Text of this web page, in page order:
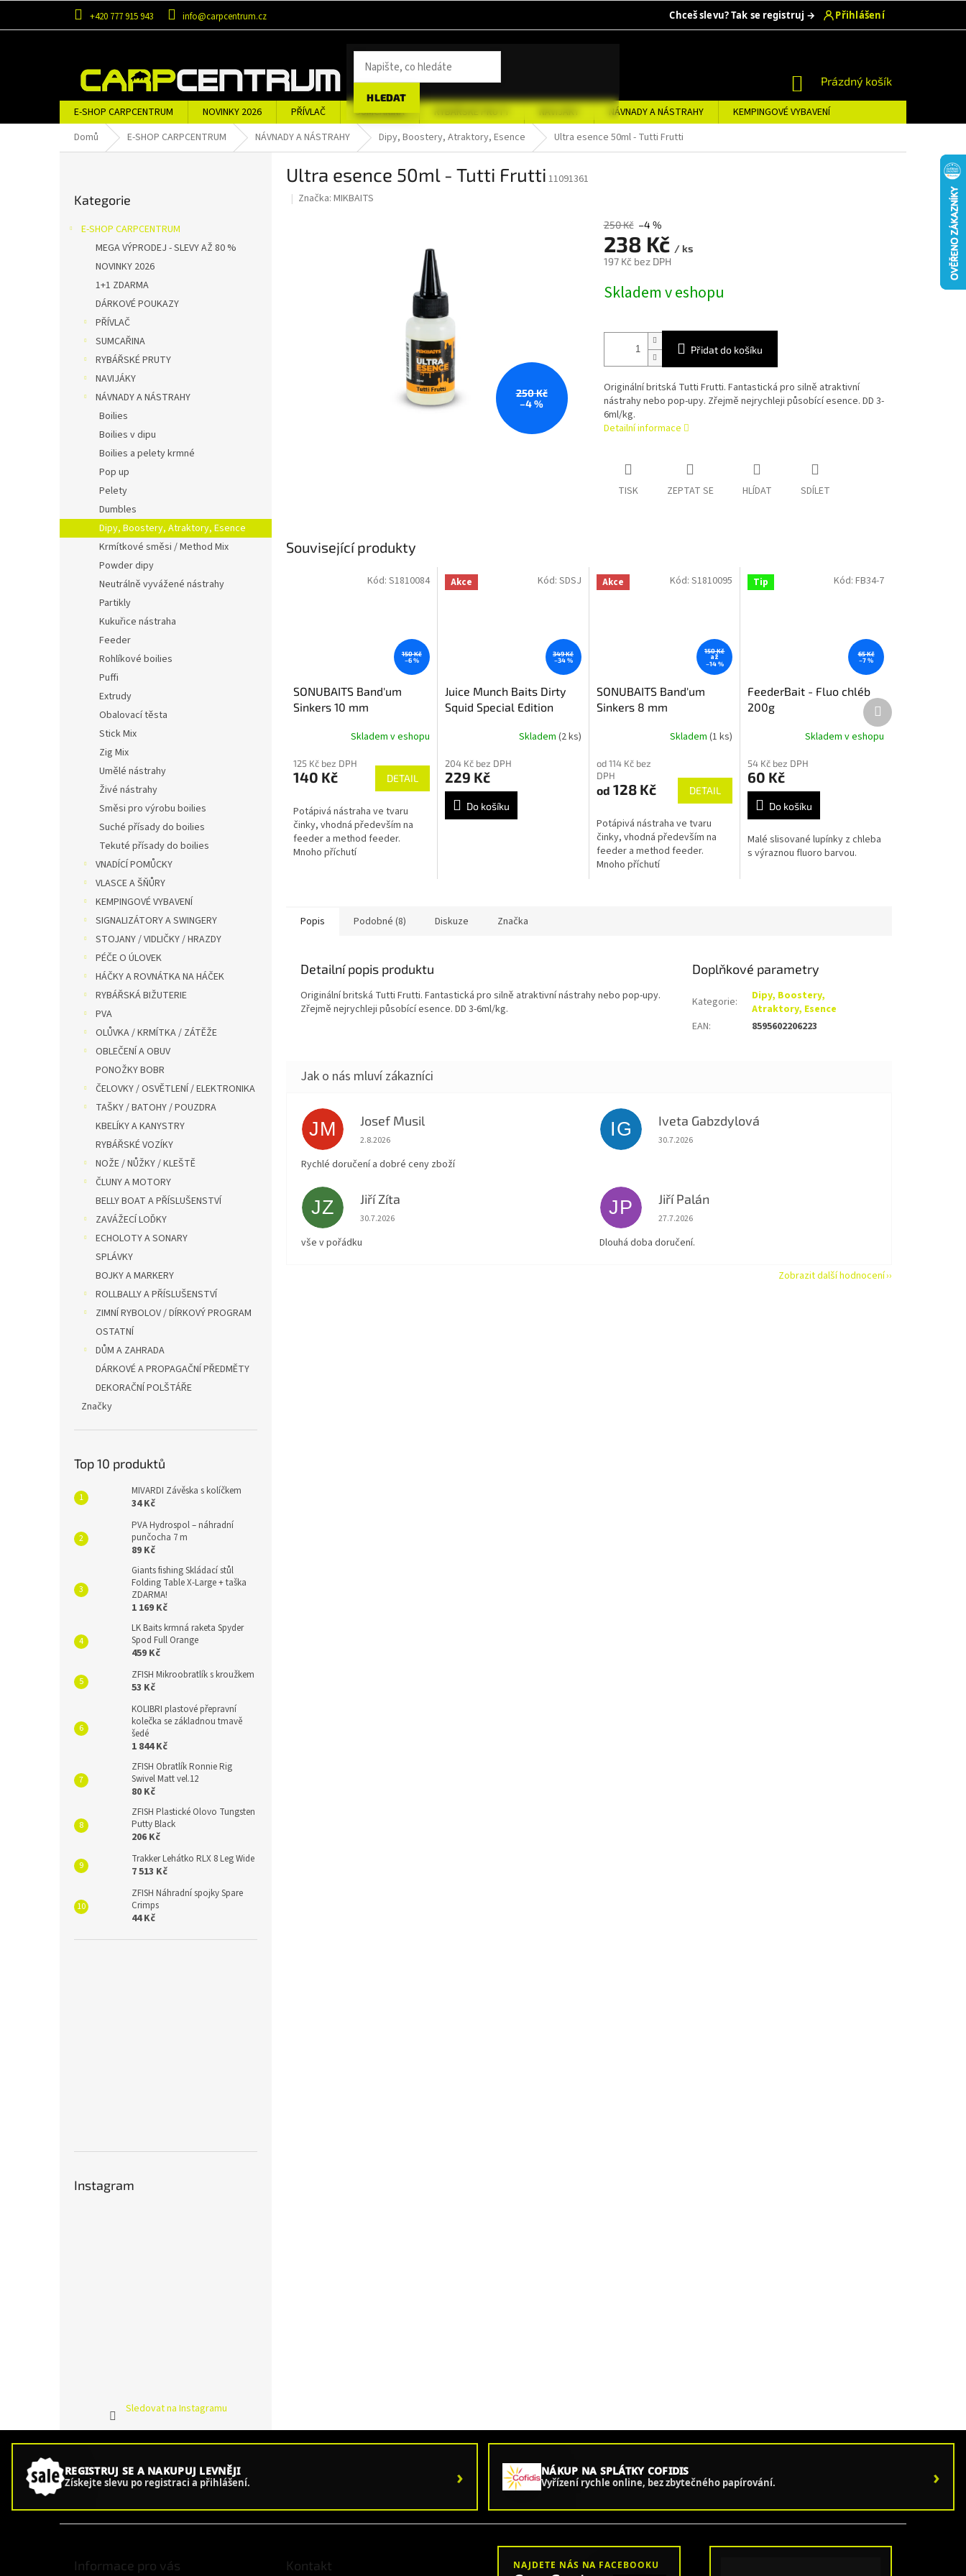
obsah
+420 777 915 943 info@carpcentrum.cz
HLEDAT
NÁKUPNÍ
KOŠÍK
Prázdný košík
E-SHOP CARPCENTRUM NOVINKY 2026 PŘÍVLAČ SUMCAŘINA RYBÁŘSKÉ PRUTY NAVIJÁKY NÁVNADY A NÁSTRAHY
KEMPINGOVÉ VYBAVENÍ
OBLEČENÍ A OBUV
ZNAČKY
Domů E-SHOP CARPCENTRUM NÁVNADY A NÁSTRAHY Dipy, Boostery, Atraktory, Esence Ultra esence 50ml - Tutti Frutti
kategorie
Kategorie
E-SHOP CARPCENTRUM
MEGA VÝPRODEJ - SLEVY AŽ 80 %
NOVINKY 2026
1+1 ZDARMA
DÁRKOVÉ POUKAZY
PŘÍVLAČ
SUMCAŘINA
RYBÁŘSKÉ PRUTY
NAVIJÁKY
NÁVNADY A NÁSTRAHY
Boilies
Boilies v dipu
Boilies a pelety krmné
Pop up
Pelety
Dumbles
Dipy, Boostery, Atraktory, Esence
Krmítkové směsi / Method Mix
Powder dipy
Neutrálně vyvážené nástrahy
Partikly
Kukuřice nástraha
Feeder
Rohlíkové boilies
Puffi
Extrudy
Obalovací těsta
Stick Mix
Zig Mix
Umělé nástrahy
Živé nástrahy
Směsi pro výrobu boilies
Suché přísady do boilies
Tekuté přísady do boilies
VNADÍCÍ POMŮCKY
VLASCE A ŠŇŮRY
KEMPINGOVÉ VYBAVENÍ
SIGNALIZÁTORY A SWINGERY
STOJANY / VIDLIČKY / HRAZDY
PÉČE O ÚLOVEK
HÁČKY A ROVNÁTKA NA HÁČEK
RYBÁŘSKÁ BIŽUTERIE
PVA
OLŮVKA / KRMÍTKA / ZÁTĚŽE
OBLEČENÍ A OBUV
PONOŽKY BOBR
ČELOVKY / OSVĚTLENÍ / ELEKTRONIKA
TAŠKY / BATOHY / POUZDRA
KBELÍKY A KANYSTRY
RYBÁŘSKÉ VOZÍKY
NOŽE / NŮŽKY / KLEŠTĚ
ČLUNY A MOTORY
BELLY BOAT A PŘÍSLUŠENSTVÍ
ZAVÁŽECÍ LOĎKY
ECHOLOTY A SONARY
SPLÁVKY
BOJKY A MARKERY
ROLLBALLY A PŘÍSLUŠENSTVÍ
ZIMNÍ RYBOLOV / DÍRKOVÝ PROGRAM
OSTATNÍ
DŮM A ZAHRADA
DÁRKOVÉ A PROPAGAČNÍ PŘEDMĚTY
DEKORAČNÍ POLŠTÁŘE
Značky
Top 10 produktů
MIVARDI Závěska s kolíčkem
34 Kč
PVA Hydrospol – náhradní
punčocha 7 m
89 Kč
Giants fishing Skládací stůl
Folding Table X-Large + taška
ZDARMA!
1 169 Kč
LK Baits krmná raketa Spyder
Spod Full Orange
459 Kč
ZFISH Mikroobratlík s kroužkem
53 Kč
KOLIBRI plastové přepravní
kolečka se základnou tmavě
šedé
1 844 Kč
ZFISH Obratlík Ronnie Rig
Swivel Matt vel.12
80 Kč
ZFISH Plastické Olovo Tungsten
Putty Black
206 Kč
Trakker Lehátko RLX 8 Leg Wide
7 513 Kč
ZFISH Náhradní spojky Spare
Crimps
44 Kč
Instagram
Sledovat na Instagramu
Ultra esence 50ml - Tutti Frutti 11091361
Značka: MIKBAITS
250 Kč
–4 %
250 Kč –4 %
238 Kč / ks
197 Kč bez DPH
cena:
Skladem v eshopu
Přidat do košíku
Originální britská Tutti Frutti. Fantastická pro silně atraktivní
nástrahy nebo pop-upy. Zřejmě nejrychleji působící esence. DD 3-
6ml/kg.
Detailní informace
TISK ZEPTAT SE HLÍDAT SDÍLET
Související produkty
150 Kč
–6 %
SONUBAITS Band'um
Sinkers 10 mm
Skladem v eshopu
125 Kč bez DPH
140 Kč DETAIL
Potápivá nástraha ve tvaru
činky, vhodná především na
feeder a method feeder.
Mnoho příchutí
Kód: S1810084 Akce
349 Kč
–34 %
Juice Munch Baits Dirty
Squid Special Edition
Skladem (2 ks)
204 Kč bez DPH
229 Kč
Do košíku
Kód: SDSJ Akce
150 Kč
až
–14 %
SONUBAITS Band'um
Sinkers 8 mm
Skladem(1 ks)
od 114 Kč bez
DPH
od 128 Kč DETAIL
Potápivá nástraha ve tvaru
činky, vhodná především na
feeder a method feeder.
Mnoho příchutí
Kód:S1810095 Tip
65 Kč
–7 %
FeederBait - Fluo chléb
200g
Skladem v eshopu
54 Kč bez DPH
60 Kč
Do košíku
Malé slisované lupínky z chleba
s výraznou fluoro barvou.
Kód: FB34-7
Další
produkt
Popis Podobné (8) Diskuze Značka
Detailní popis produktu
Originální britská Tutti Frutti. Fantastická pro silně atraktivní nástrahy nebo pop-upy.
Zřejmě nejrychleji působící esence. DD 3-6ml/kg.
Doplňkové parametry
Kategorie:
Dipy, Boostery,
Atraktory, Esence
EAN: 8595602206223
JM Josef Musil
Hodnocení obchodu je 5 z 5 hvězdiček.
2.8.2026
Rychlé doručení a dobré ceny zboží
IG Iveta Gabzdylová
Hodnocení obchodu je 5 z 5 hvězdiček.
30.7.2026
JZ Jiří Zíta
Hodnocení obchodu je 5 z 5 hvězdiček.
30.7.2026
vše v pořádku
JP Jiří Palán
Hodnocení obchodu je 5 z 5 hvězdiček.
27.7.2026
Dlouhá doba doručení.
Zobrazit další hodnocení
REGISTRUJ SE A NAKUPUJ LEVNĚJI
Získejte slevu po registraci a přihlášení. › NÁKUP NA SPLÁTKY COFIDIS
Vyřízení rychle online, bez zbytečného papírování. ›
Informace pro vás Kontakt NAJDETE NÁS NA FACEBOOKU